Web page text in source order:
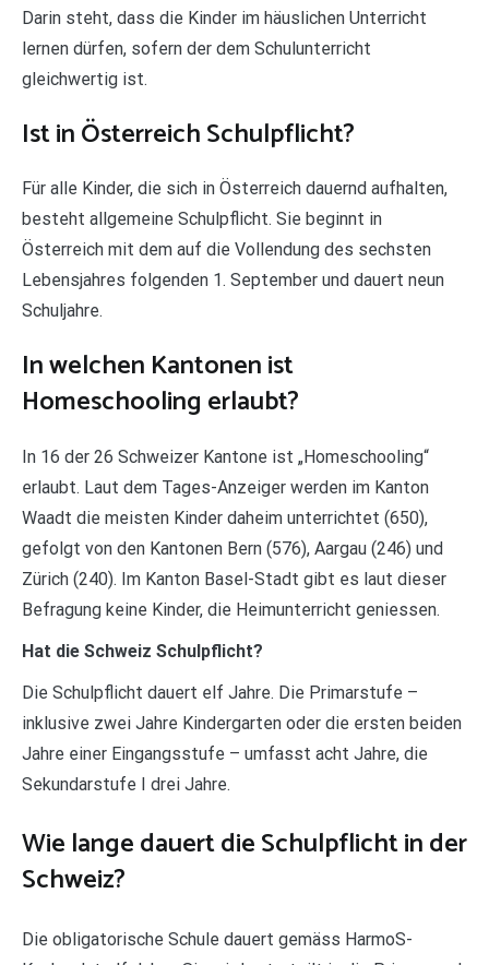
Darin steht, dass die Kinder im häuslichen Unterricht
lernen dürfen, sofern der dem Schulunterricht
gleichwertig ist.
Ist in Österreich Schulpflicht?
Für alle Kinder, die sich in Österreich dauernd aufhalten,
besteht allgemeine Schulpflicht. Sie beginnt in
Österreich mit dem auf die Vollendung des sechsten
Lebensjahres folgenden 1. September und dauert neun
Schuljahre.
In welchen Kantonen ist
Homeschooling erlaubt?
In 16 der 26 Schweizer Kantone ist „Homeschooling“
erlaubt. Laut dem Tages-Anzeiger werden im Kanton
Waadt die meisten Kinder daheim unterrichtet (650),
gefolgt von den Kantonen Bern (576), Aargau (246) und
Zürich (240). Im Kanton Basel-Stadt gibt es laut dieser
Befragung keine Kinder, die Heimunterricht geniessen.
Hat die Schweiz Schulpflicht?
Die Schulpflicht dauert elf Jahre. Die Primarstufe –
inklusive zwei Jahre Kindergarten oder die ersten beiden
Jahre einer Eingangsstufe – umfasst acht Jahre, die
Sekundarstufe I drei Jahre.
Wie lange dauert die Schulpflicht in der
Schweiz?
Die obligatorische Schule dauert gemäss HarmoS-